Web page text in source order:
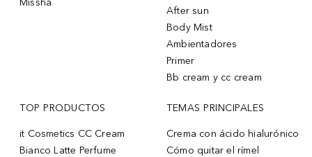
Missha
After sun
Body Mist
Ambientadores
Primer
Bb cream y cc cream
TOP PRODUCTOS
it Cosmetics CC Cream
Bianco Latte Perfume
TEMAS PRINCIPALES
Crema con ácido hialurónico
Cómo quitar el rímel